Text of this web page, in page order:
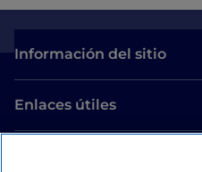
Información del sitio
Enlaces útiles